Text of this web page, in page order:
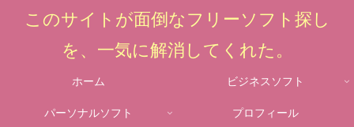
このサイトが面倒なフリーソフト探し
を、一気に解消してくれた。
ホーム ビジネスソフト
パーソナルソフト プロフィール